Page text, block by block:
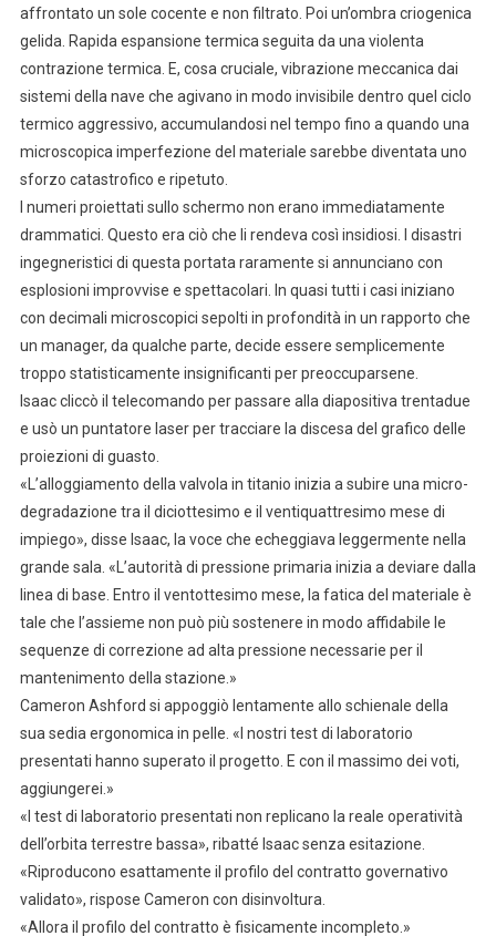
affrontato un sole cocente e non filtrato. Poi un’ombra criogenica
gelida. Rapida espansione termica seguita da una violenta
contrazione termica. E, cosa cruciale, vibrazione meccanica dai
sistemi della nave che agivano in modo invisibile dentro quel ciclo
termico aggressivo, accumulandosi nel tempo fino a quando una
microscopica imperfezione del materiale sarebbe diventata uno
sforzo catastrofico e ripetuto.
I numeri proiettati sullo schermo non erano immediatamente
drammatici. Questo era ciò che li rendeva così insidiosi. I disastri
ingegneristici di questa portata raramente si annunciano con
esplosioni improvvise e spettacolari. In quasi tutti i casi iniziano
con decimali microscopici sepolti in profondità in un rapporto che
un manager, da qualche parte, decide essere semplicemente
troppo statisticamente insignificanti per preoccuparsene.
Isaac cliccò il telecomando per passare alla diapositiva trentadue
e usò un puntatore laser per tracciare la discesa del grafico delle
proiezioni di guasto.
«L’alloggiamento della valvola in titanio inizia a subire una micro-
degradazione tra il diciottesimo e il ventiquattresimo mese di
impiego», disse Isaac, la voce che echeggiava leggermente nella
grande sala. «L’autorità di pressione primaria inizia a deviare dalla
linea di base. Entro il ventottesimo mese, la fatica del materiale è
tale che l’assieme non può più sostenere in modo affidabile le
sequenze di correzione ad alta pressione necessarie per il
mantenimento della stazione.»
Cameron Ashford si appoggiò lentamente allo schienale della
sua sedia ergonomica in pelle. «I nostri test di laboratorio
presentati hanno superato il progetto. E con il massimo dei voti,
aggiungerei.»
«I test di laboratorio presentati non replicano la reale operatività
dell’orbita terrestre bassa», ribatté Isaac senza esitazione.
«Riproducono esattamente il profilo del contratto governativo
validato», rispose Cameron con disinvoltura.
«Allora il profilo del contratto è fisicamente incompleto.»